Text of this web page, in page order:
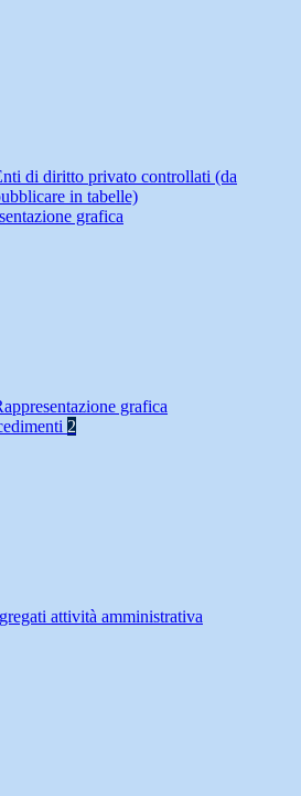
di diritto privato controllati (da
in tabelle)
grafica
grafica
2
attività amministrativa